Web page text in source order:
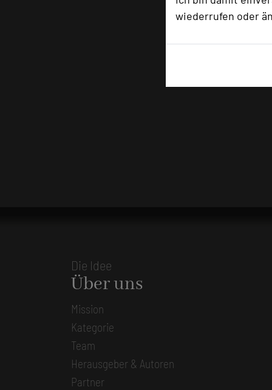
wiederrufen oder
Die Idee
Über uns
Mission
Kategorie
Team
Herausgeber & Autoren
Partner